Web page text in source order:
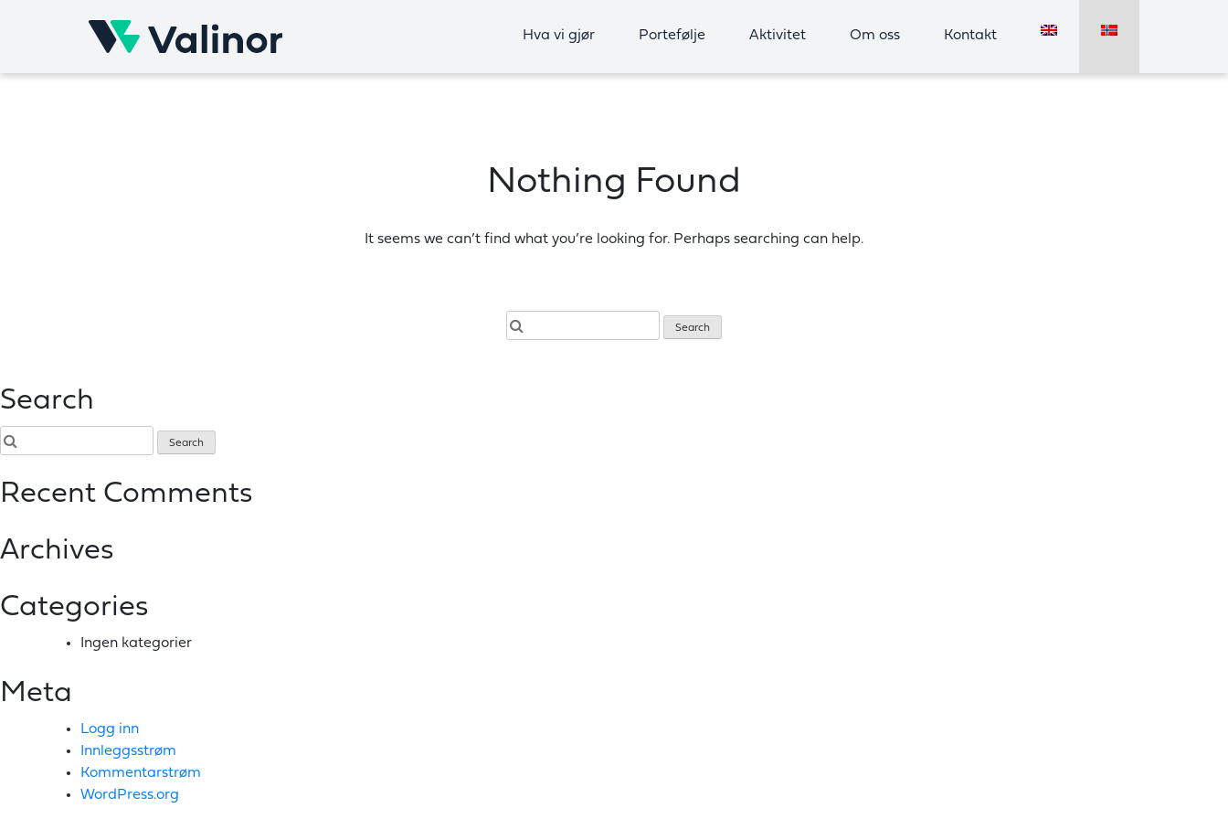
Hva vi gjør Portefølje Aktivitet Om oss Kontakt
Nothing Found
It seems we can’t find what you’re looking for. Perhaps searching can help.
Search
Recent Comments
Archives
Categories
Ingen kategorier
Meta
Logg inn
Innleggsstrøm
Kommentarstrøm
WordPress.org